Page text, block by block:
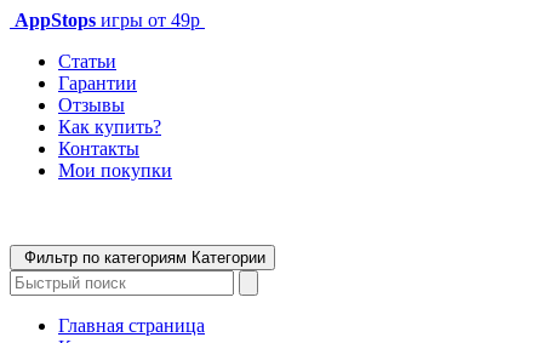
AppStops игры от 49р
Статьи
Гарантии
Отзывы
Как купить?
Контакты
Мои покупки
Фильтр по категориям Категории
Главная страница